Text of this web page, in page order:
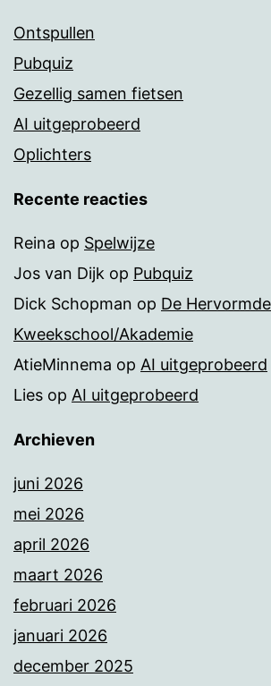
Ontspullen
Pubquiz
Gezellig samen fietsen
AI uitgeprobeerd
Oplichters
Recente reacties
Reina op Spelwijze
Jos van Dijk op Pubquiz
Dick Schopman op De
Kweekschool/Akademie
AtieMinnema op AI uitgeprobeerd
Lies op AI uitgeprobeerd
Archieven
juni 2026
mei 2026
april 2026
maart 2026
februari 2026
januari 2026
december 2025